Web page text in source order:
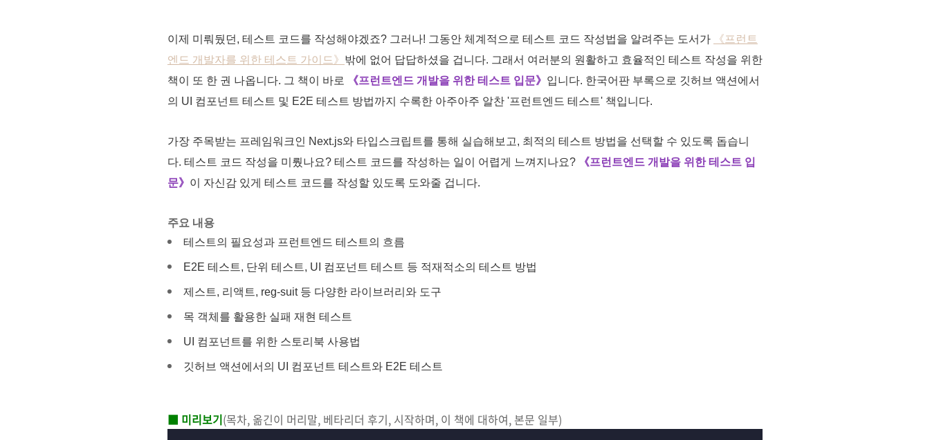
이제 미뤄뒀던, 테스트 코드를 작성해야겠죠? 그러나! 그동안 체계적으로 테스트 코드 작성법을 알려주는 도서가
《프런트
엔드 개발자를 위한 테스트 가이드》 밖에 없어 답답하셨을 겁니다. 그래서 여러분의 원활하고 효율적인 테스트 작성을 위한
책이 또 한 권 나옵니다. 그 책이 바로
《프런트엔드 개발을 위한 테스트 입문》 입니다. 한국어판 부록으로 깃허브 액션에서
의 UI 컴포넌트 테스트 및 E2E 테스트 방법까지 수록한 아주아주 알찬 '프런트엔드 테스트' 책입니다.
가장 주목받는 프레임워크인 Next.js와 타입스크립트를 통해 실습해보고, 최적의 테스트 방법을 선택할 수 있도록 돕습니
다. 테스트 코드 작성을 미뤘나요? 테스트 코드를 작성하는 일이 어렵게 느껴지나요?
《프런트엔드 개발을 위한 테스트 입
문》 이 자신감 있게 테스트 코드를 작성할 있도록 도와줄 겁니다.
주요 내용
테스트의 필요성과 프런트엔드 테스트의 흐름
E2E 테스트, 단위 테스트, UI 컴포넌트 테스트 등 적재적소의 테스트 방법
제스트, 리액트, reg-suit 등 다양한 라이브러리와 도구
목 객체를 활용한 실패 재현 테스트
UI 컴포넌트를 위한 스토리북 사용법
깃허브 액션에서의 UI 컴포넌트 테스트와 E2E 테스트
■ 미리보기(목차, 옮긴이 머리말, 베타리더 후기, 시작하며, 이 책에 대하여, 본문 일부)